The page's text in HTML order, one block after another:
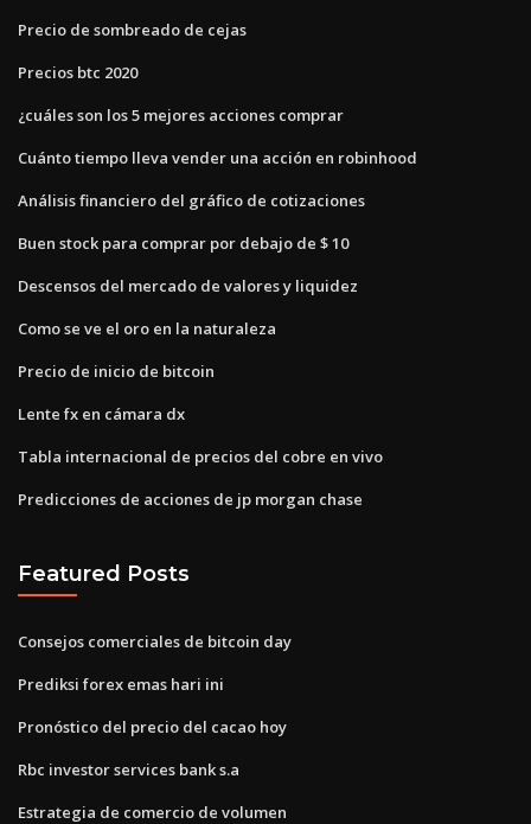
Precio de sombreado de cejas
Precios btc 2020
¿cuáles son los 5 mejores acciones comprar
Cuánto tiempo lleva vender una acción en robinhood
Análisis financiero del gráfico de cotizaciones
Buen stock para comprar por debajo de $ 10
Descensos del mercado de valores y liquidez
Como se ve el oro en la naturaleza
Precio de inicio de bitcoin
Lente fx en cámara dx
Tabla internacional de precios del cobre en vivo
Predicciones de acciones de jp morgan chase
Featured Posts
Consejos comerciales de bitcoin day
Prediksi forex emas hari ini
Pronóstico del precio del cacao hoy
Rbc investor services bank s.a
Estrategia de comercio de volumen